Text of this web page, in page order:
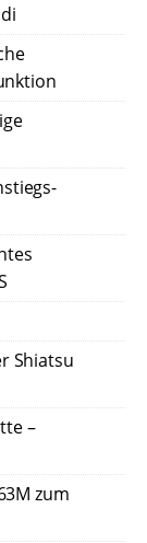
Shiatsu
–
zum